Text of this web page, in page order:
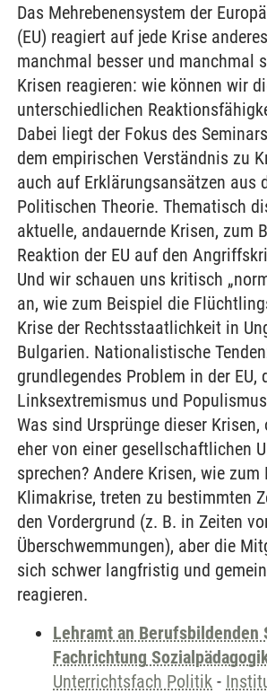
Das Mehrebenensystem der
(EU) reagiert auf jede Krise
manchmal besser und manchmal
Krisen reagieren: wie können wir
unterschiedlichen
Dabei liegt der Fokus des
dem empirischen Verständnis zu
auch auf Erklärungsansätzen aus
Politischen Theorie. Thematisch
aktuelle, andauernde Krisen, zum
Reaktion der EU auf den
Und wir schauen uns kritisch
an, wie zum Beispiel die
Krise der Rechtsstaatlichkeit in
Bulgarien. Nationalistische
grundlegendes Problem in der EU,
Linksextremismus und
Was sind Ursprünge dieser
eher von einer gesellschaftlichen
sprechen? Andere Krisen, wie
Klimakrise, treten zu bestimmten
den Vordergrund (z. B. in Zeiten
Überschwemmungen), aber die
sich schwer langfristig und
reagieren.
Lehramt an Berufsbildenden
Fachrichtung
Unterrichtsfach Politik -